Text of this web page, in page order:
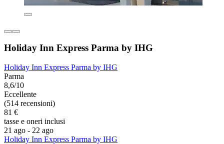
Holiday Inn Express Parma by IHG
Holiday Inn Express Parma by IHG
Parma
8,6/10
Eccellente
(514 recensioni)
81 €
tasse e oneri inclusi
21 ago - 22 ago
Holiday Inn Express Parma by IHG